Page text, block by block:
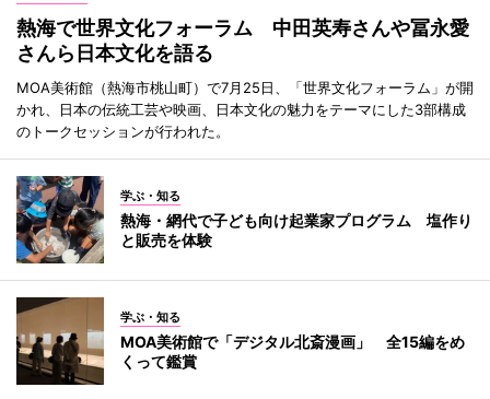
熱海で世界文化フォーラム 中田英寿さんや冨永愛
さんら日本文化を語る
MOA美術館（熱海市桃山町）で7月25日、「世界文化フォーラム」が開
かれ、日本の伝統工芸や映画、日本文化の魅力をテーマにした3部構成
のトークセッションが行われた。
学ぶ・知る
熱海・網代で子ども向け起業家プログラム 塩作り
と販売を体験
学ぶ・知る
MOA美術館で「デジタル北斎漫画」 全15編をめ
くって鑑賞